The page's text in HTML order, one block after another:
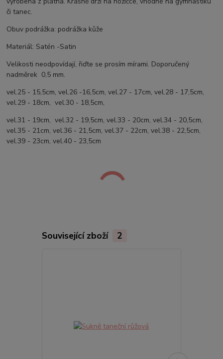
či tanec.
Obuv podrážka: podrážka kůže
Materiál: Satén -Satin
Velikosti neodpovídají, řiďte se prosím mírami. Doporučený
nadměrek 0,5 mm.
vel.25 - 15,5cm, vel.26 -16,5cm, vel.27 - 17cm, vel.28 - 17,5cm,
vel.29 - 18cm, vel.30 - 18,5cm,
vel.31 - 19cm, vel.32 - 19,5cm, vel.33 - 20cm, vel.34 - 20,5cm,
vel.35 - 21cm, vel.36 - 21,5cm, vel.37 - 22cm, vel.38 - 22,5cm,
vel.39 - 23cm, vel.40 - 23,5cm
Související zboží 2